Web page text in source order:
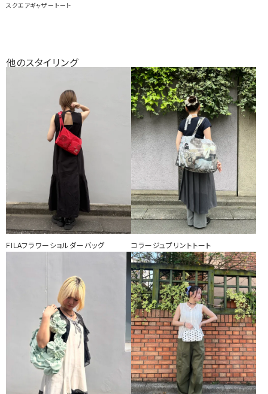
スクエアギャザートート
他のスタイリング
FILAフラワーショルダーバッグ コラージュプリントトート